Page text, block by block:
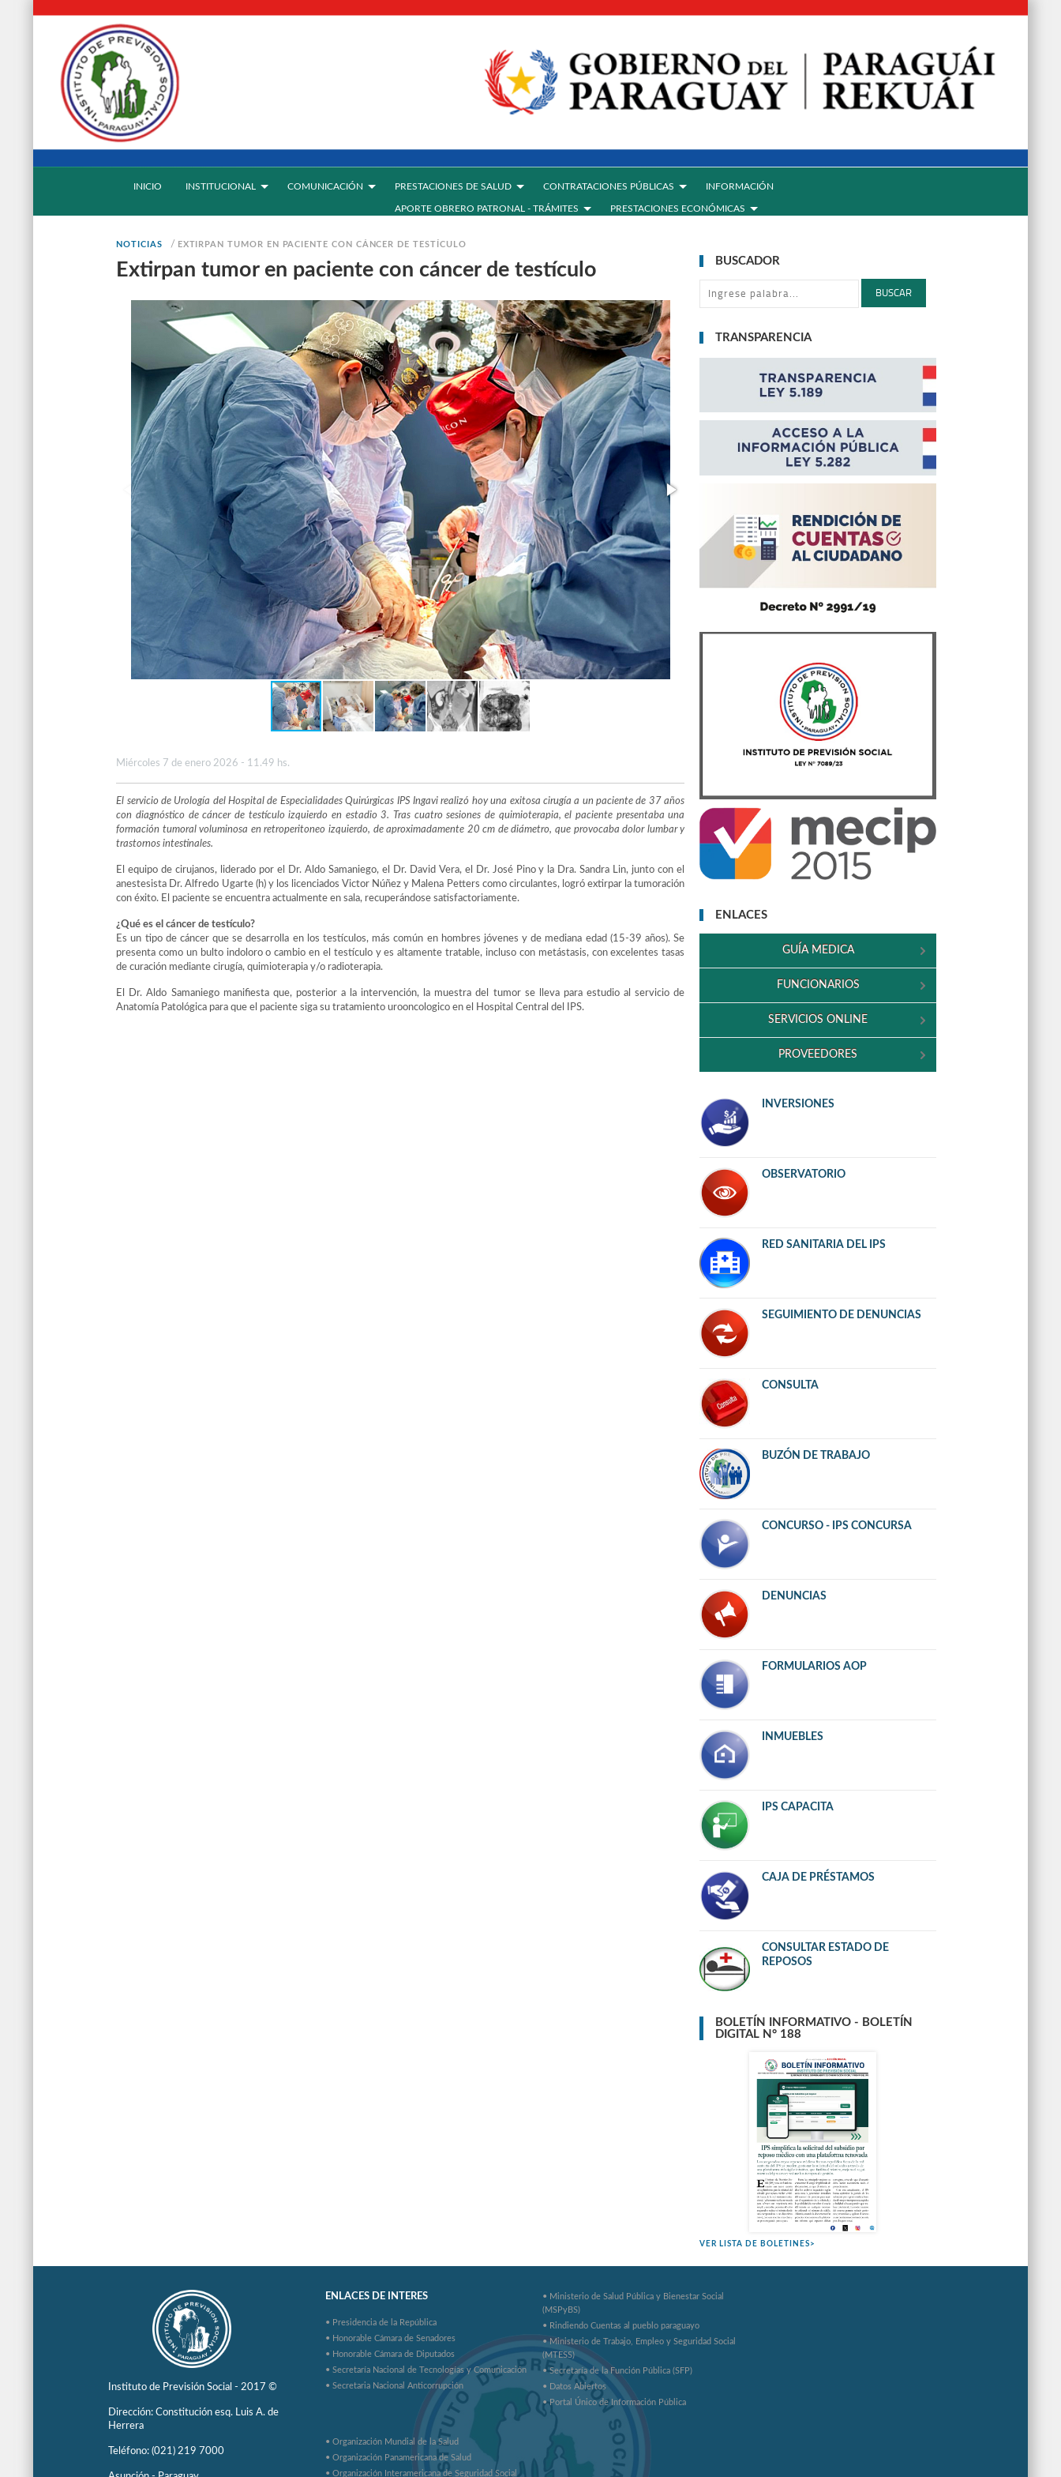
INICIO INSTITUCIONAL COMUNICACIÓN PRESTACIONES DE SALUD CONTRATACIONES PÚBLICAS INFORMACIÓN
APORTE OBRERO PATRONAL - TRÁMITES PRESTACIONES ECONÓMICAS
NOTICIAS / EXTIRPAN TUMOR EN PACIENTE CON CÁNCER DE TESTÍCULO
Extirpan tumor en paciente con cáncer de testículo
Miércoles 7 de enero 2026 - 11.49 hs.
El servicio de Urología del Hospital de Especialidades Quirúrgicas IPS Ingavi realizó hoy una exitosa cirugía a un paciente de 37 años
con diagnóstico de cáncer de testículo izquierdo en estadio 3. Tras cuatro sesiones de quimioterapia, el paciente presentaba una
formación tumoral voluminosa en retroperitoneo izquierdo, de aproximadamente 20 cm de diámetro, que provocaba dolor lumbar y
trastornos intestinales.
El equipo de cirujanos, liderado por el Dr. Aldo Samaniego, el Dr. David Vera, el Dr. José Pino y la Dra. Sandra Lin, junto con el
anestesista Dr. Alfredo Ugarte (h) y los licenciados Victor Núñez y Malena Petters como circulantes, logró extirpar la tumoración
con éxito. El paciente se encuentra actualmente en sala, recuperándose satisfactoriamente.
¿Qué es el cáncer de testículo?
Es un tipo de cáncer que se desarrolla en los testículos, más común en hombres jóvenes y de mediana edad (15-39 años). Se
presenta como un bulto indoloro o cambio en el testículo y es altamente tratable, incluso con metástasis, con excelentes tasas
de curación mediante cirugía, quimioterapia y/o radioterapia.
El Dr. Aldo Samaniego manifiesta que, posterior a la intervención, la muestra del tumor se lleva para estudio al servicio de
Anatomía Patológica para que el paciente siga su tratamiento urooncologico en el Hospital Central del IPS.
BUSCADOR
BUSCAR
TRANSPARENCIA
ENLACES
GUÍA MEDICA
FUNCIONARIOS
SERVICIOS ONLINE
PROVEEDORES
INVERSIONES
OBSERVATORIO
RED SANITARIA DEL IPS
SEGUIMIENTO DE DENUNCIAS
CONSULTA
BUZÓN DE TRABAJO
CONCURSO - IPS CONCURSA
DENUNCIAS
FORMULARIOS AOP
INMUEBLES
IPS CAPACITA
CAJA DE PRÉSTAMOS
CONSULTAR ESTADO DE
REPOSOS
BOLETÍN INFORMATIVO - BOLETÍN
DIGITAL N° 188
VER LISTA DE BOLETINES>
Instituto de Previsión Social - 2017 ©
Dirección: Constitución esq. Luis A. de
Herrera
Teléfono: (021) 219 7000
ENLACES DE INTERES
• Presidencia de la República
• Honorable Cámara de Senadores
• Honorable Cámara de Diputados
• Secretaría Nacional de Tecnologías y Comunicación
• Secretaria Nacional Anticorrupción
• Ministerio de Salud Pública y Bienestar Social
(MSPyBS)
• Rindiendo Cuentas al pueblo paraguayo
• Ministerio de Trabajo, Empleo y Seguridad Social
(MTESS)
• Secretaría de la Función Pública (SFP)
• Datos Abiertos
• Portal Único de Información Pública
• Organización Mundial de la Salud
• Organización Panamericana de Salud
• Organización Interamericana de Seguridad Social